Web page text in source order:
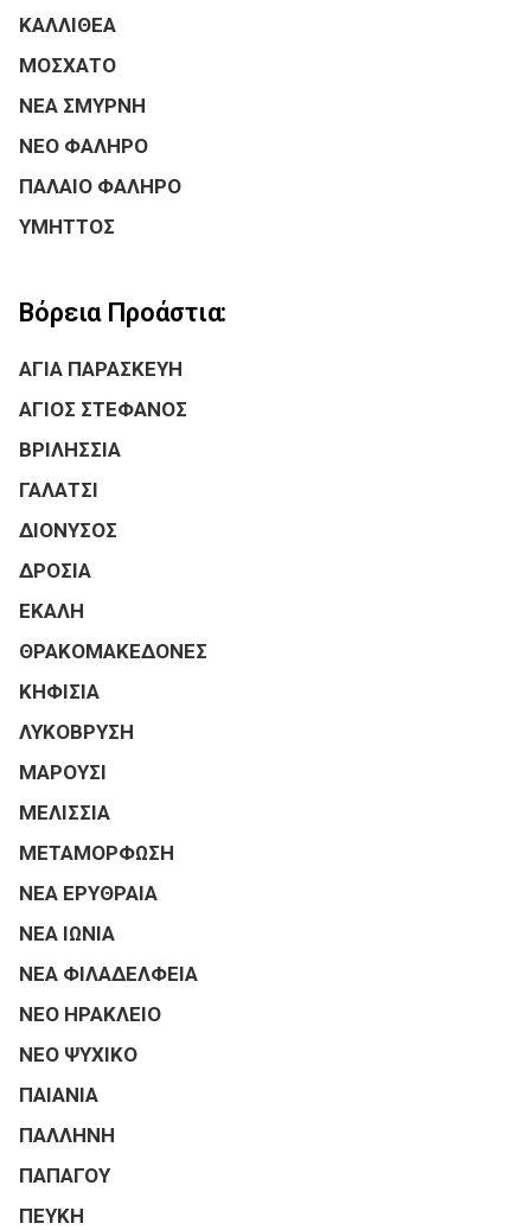
ΚΑΛΛΙΘΕΑ
ΜΟΣΧΑΤΟ
ΝΕΑ ΣΜΥΡΝΗ
ΝΕΟ ΦΑΛΗΡΟ
ΠΑΛΑΙΟ ΦΑΛΗΡΟ
ΥΜΗΤΤΟΣ
Βόρεια Προάστια:
ΑΓΙΑ ΠΑΡΑΣΚΕΥΗ
ΑΓΙΟΣ ΣΤΕΦΑΝΟΣ
ΒΡΙΛΗΣΣΙΑ
ΓΑΛΑΤΣΙ
ΔΙΟΝΥΣΟΣ
ΔΡΟΣΙΑ
ΕΚΑΛΗ
ΘΡΑΚΟΜΑΚΕΔΟΝΕΣ
ΚΗΦΙΣΙΑ
ΛΥΚΟΒΡΥΣΗ
ΜΑΡΟΥΣΙ
ΜΕΛΙΣΣΙΑ
ΜΕΤΑΜΟΡΦΩΣΗ
ΝΕΑ ΕΡΥΘΡΑΙΑ
ΝΕΑ ΙΩΝΙΑ
ΝΕΑ ΦΙΛΑΔΕΛΦΕΙΑ
ΝΕΟ ΗΡΑΚΛΕΙΟ
ΝΕΟ ΨΥΧΙΚΟ
ΠΑΙΑΝΙΑ
ΠΑΛΛΗΝΗ
ΠΑΠΑΓΟΥ
ΠΕΥΚΗ